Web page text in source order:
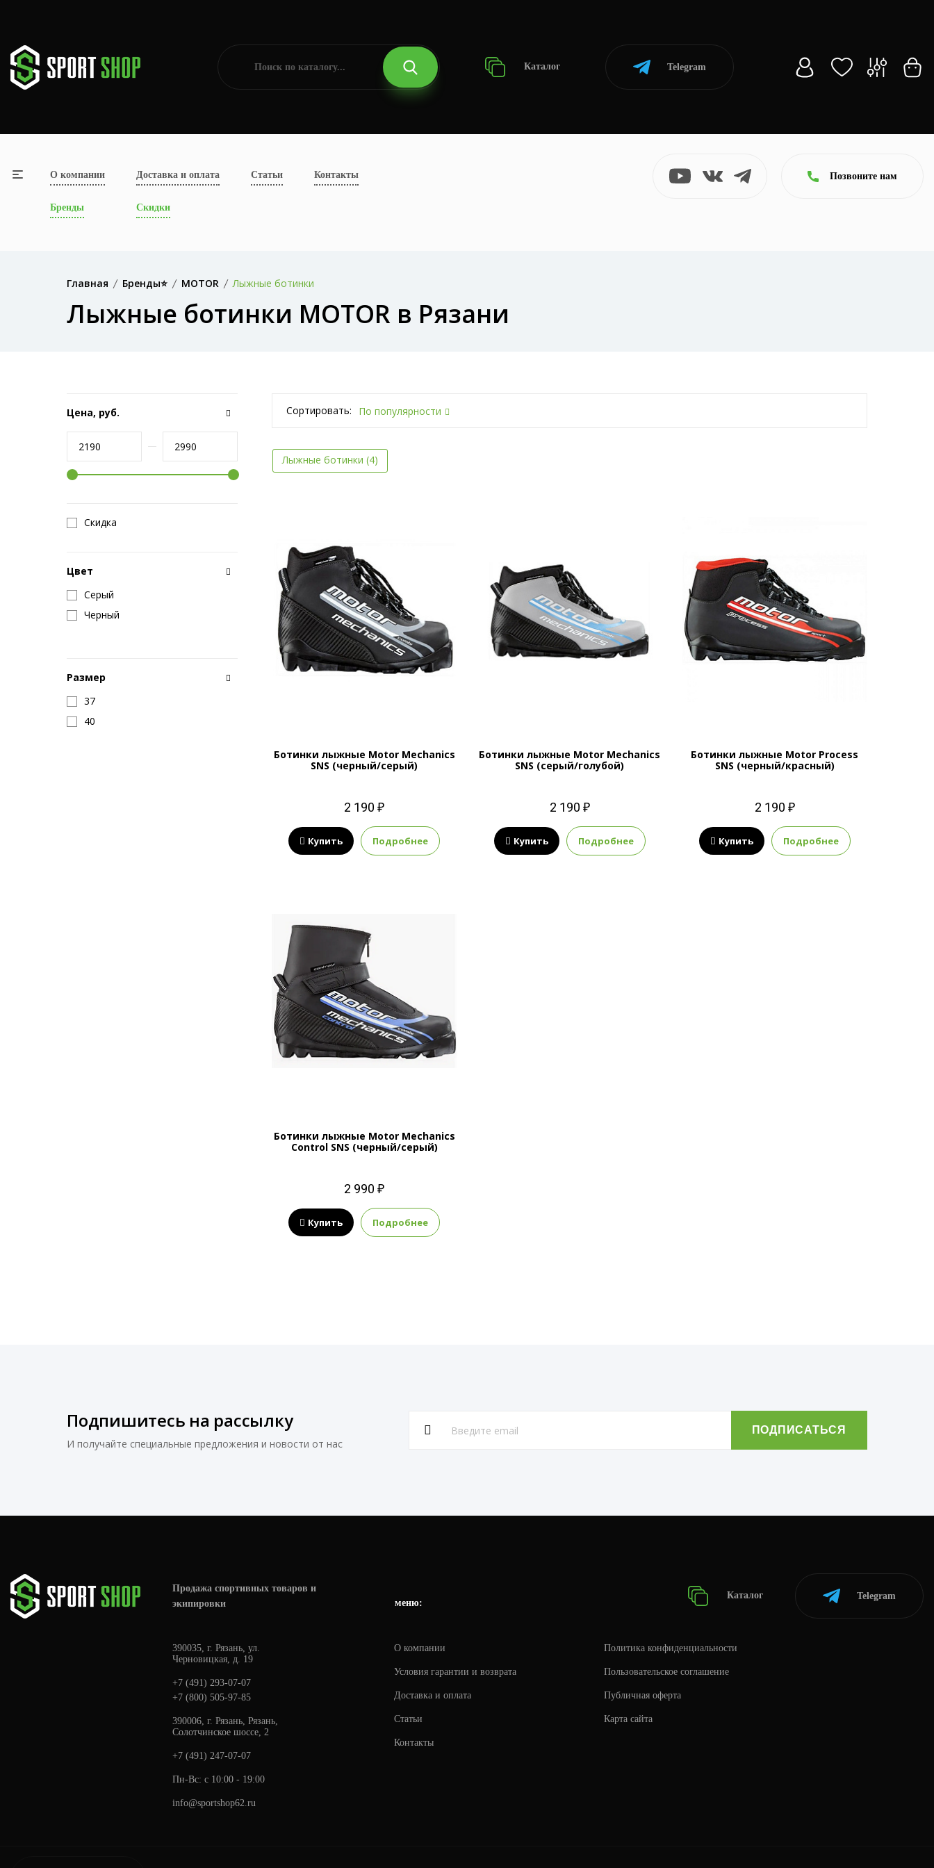
Каталог Telegram
О компании Доставка и оплата Статьи Контакты
Бренды Скидки
Позвоните нам
Главная Бренды⭐ MOTOR Лыжные ботинки
Лыжные ботинки MOTOR в Рязани
Цена, руб.
Скидка
Цвет
Серый
Черный
Размер
37
40
Сортировать: По популярности
Лыжные ботинки (4)
Ботинки лыжные Motor Mechanics
SNS (черный/серый)
2 190 ₽
Купить Подробнее
Ботинки лыжные Motor Mechanics
SNS (серый/голубой)
2 190 ₽
Купить Подробнее
Ботинки лыжные Motor Process
SNS (черный/красный)
2 190 ₽
Купить Подробнее
Ботинки лыжные Motor Mechanics
Control SNS (черный/серый)
2 990 ₽
Купить Подробнее
Подпишитесь на рассылку
И получайте специальные предложения и новости от нас
Продажа спортивных товаров и
экипировки
меню:
Каталог Telegram
390035, г. Рязань, ул.
Черновицкая, д. 19
+7 (491) 293-07-07
+7 (800) 505-97-85
390006, г. Рязань, Рязань,
Солотчинское шоссе, 2
+7 (491) 247-07-07
Пн-Вс: с 10:00 - 19:00
info@sportshop62.ru
О компании
Условия гарантии и возврата
Доставка и оплата
Статьи
Контакты
Политика конфиденциальности
Пользовательское соглашение
Публичная оферта
Карта сайта